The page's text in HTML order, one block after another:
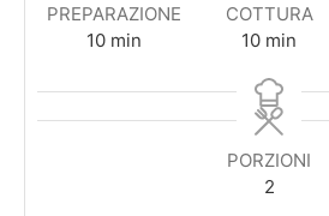
PREPARAZIONE
10minuti
min
COTTURA
10minuti
min
PORZIONI
2